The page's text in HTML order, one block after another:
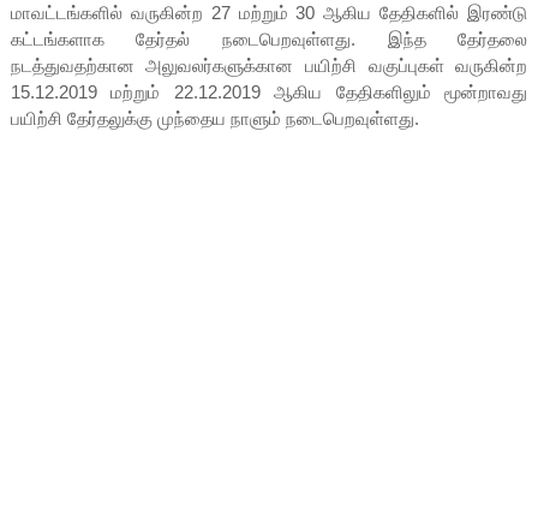
மாவட்டங்களில் வருகின்ற 27 மற்றும் 30 ஆகிய தேதிகளில் இரண்டு
கட்டங்களாக தேர்தல் நடைபெறவுள்ளது. இந்த தேர்தலை
நடத்துவதற்கான அலுவலர்களுக்கான பயிற்சி வகுப்புகள் வருகின்ற
15.12.2019 மற்றும் 22.12.2019 ஆகிய தேதிகளிலும் மூன்றாவது
பயிற்சி தேர்தலுக்கு முந்தைய நாளும் நடைபெறவுள்ளது.